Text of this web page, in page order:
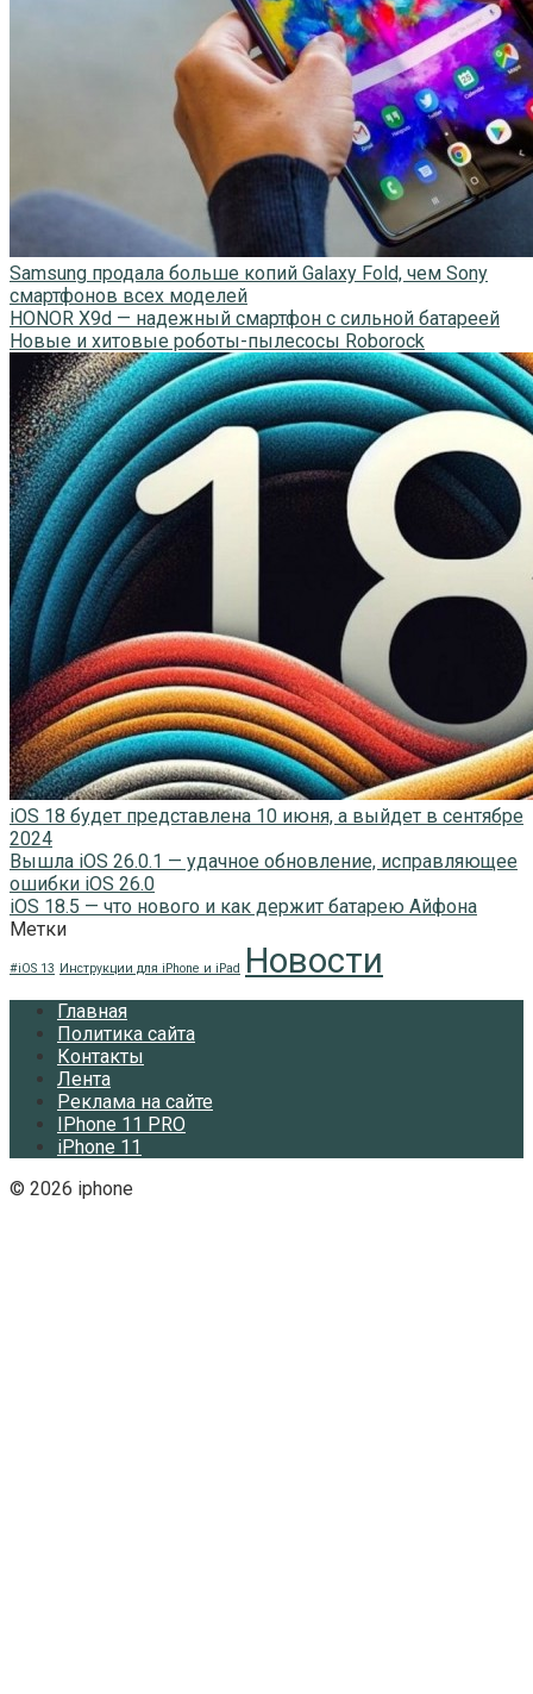
Samsung продала больше копий Galaxy Fold, чем Sony
смартфонов всех моделей
HONOR X9d — надежный смартфон с сильной батареей
Новые и хитовые роботы-пылесосы Roborock
iOS 18 будет представлена 10 июня, а выйдет в сентябре
2024
Вышла iOS 26.0.1 — удачное обновление, исправляющее
ошибки iOS 26.0
iOS 18.5 — что нового и как держит батарею Айфона
Метки
#iOS 13 Инструкции для iPhone и iPad Новости
Главная
Политика сайта
Контакты
Лента
Реклама на сайте
IPhone 11 PRO
iPhone 11
© 2026 iphone